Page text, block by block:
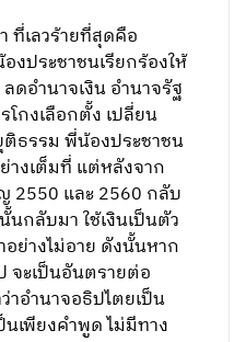
ที่เลวร้ายที่สุดคือ
ประชาชนเรียกร้องให้
ดอำนาจเงิน อำนาจรัฐ
โกงเลือกตั้ง เปลี่ยน
ธรรม พี่น้องประชาชน
างเต็มที่ แต่หลังจาก
2550 และ 2560 กลับ
นกลับมา ใช้เงินเป็นตัว
ย่างไม่อาย ดังนั้นหาก
จะเป็นอันตรายต่อ
าอำนาจอธิปไตยเป็น
เพียงคำพูด ไม่มีทาง